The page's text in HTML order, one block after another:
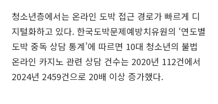
청소년층에서는 온라인 도박 접근 경로가 빠르게 디
지털화하고 있다. 한국도박문제예방치유원의 ‘연도별
도박 중독 상담 통계’에 따르면 10대 청소년의 불법
온라인 카지노 관련 상담 건수는 2020년 112건에서
2024년 2459건으로 20배 이상 증가했다.